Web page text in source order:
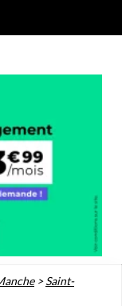
>Saint-